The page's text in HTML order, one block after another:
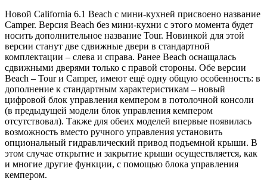
Новой California 6.1 Beach с мини-кухней присвоено название
Camper. Версия Beach без мини-кухни с этого момента будет
носить дополнительное название Tour. Новинкой для этой
версии станут две сдвижные двери в стандартной
комплектации – слева и справа. Ранее Beach оснащалась
сдвижными дверями только с правой стороны. Обе версии
Beach – Tour и Camper, имеют ещё одну общую особенность: в
дополнение к стандартным характеристикам – новый
цифровой блок управления кемпером в потолочной консоли
(в предыдущей модели блок управления кемпером
отсутствовал). Также для обеих моделей впервые появилась
возможность вместо ручного управления установить
опциональный гидравлический привод подъемной крыши. В
этом случае открытие и закрытие крыши осуществляется, как
и многие другие функции, с помощью блока управления
кемпером.